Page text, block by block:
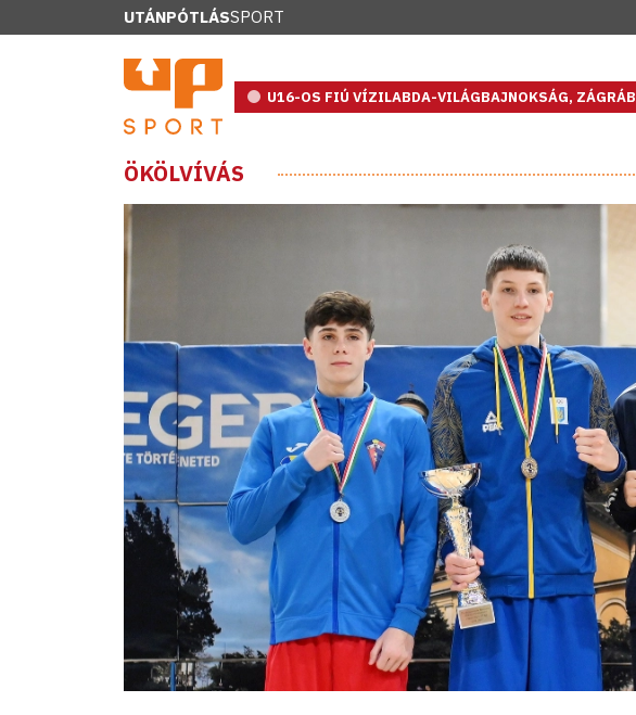
UTÁNPÓTLÁSSPORT
U16-OS FIÚ VÍZILABDA-VILÁGBAJNOKSÁG, ZÁGRÁB
ÖKÖLVÍVÁS